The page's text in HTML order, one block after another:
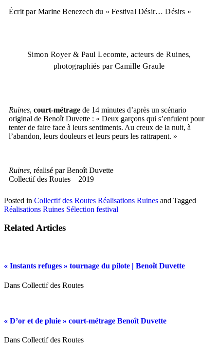
Écrit par Marine Benezech du « Festival Désir… Désirs »
Simon Royer & Paul Lecomte, acteurs de Ruines,
photographiés par Camille Graule
Ruines, court-métrage de 14 minutes d’après un scénario
original de Benoît Duvette : « Deux garçons qui s’enfuient pour
tenter de faire face à leurs sentiments. Au creux de la nuit, à
l’abandon, leurs douleurs et leurs peurs les rattrapent. »
Ruines, réalisé par Benoît Duvette
Collectif des Routes – 2019
Posted in Collectif des Routes Réalisations Ruines and Tagged
Réalisations Ruines Sélection festival
Related Articles
« Instants refuges » tournage du pilote | Benoît Duvette
Dans Collectif des Routes
« D’or et de pluie » court-métrage Benoît Duvette
Dans Collectif des Routes